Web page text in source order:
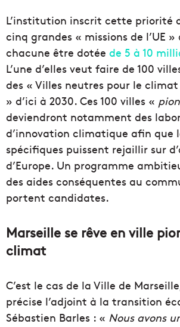
L’institution inscrit cette priorité
cinq grandes « missions de l’UE
chacune être dotée de 5 à 10
L’une d’elles veut faire de 100
des « Villes neutres pour le
» d’ici à 2030. Ces 100 villes «
deviendront notamment des
d’innovation climatique afin que
spécifiques puissent rejaillir sur
d’Europe. Un programme
des aides conséquentes au
portent candidates.
Marseille se rêve en ville
climat
C’est le cas de la Ville de
précise l’adjoint à la transition
Sébastien Barles : « Nous avons